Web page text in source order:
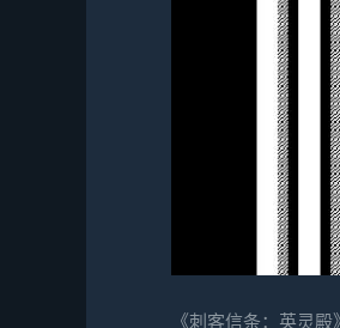
《刺客信条：英灵